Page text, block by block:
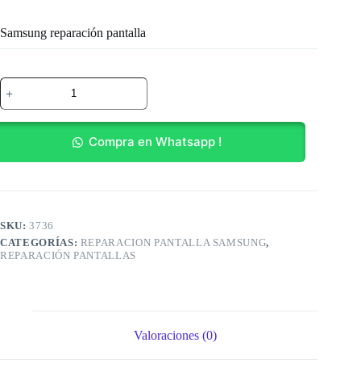
Samsung reparación pantalla
Samsung
reparación
pantalla
cantidad
Compra en Whatsapp !
SKU:3736
CATEGORÍAS: REPARACION PANTALLA SAMSUNG,
REPARACIÓN PANTALLAS
Valoraciones (0)